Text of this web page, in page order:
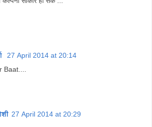
27 April 2014 at 20:14
27 April 2014 at 20:29